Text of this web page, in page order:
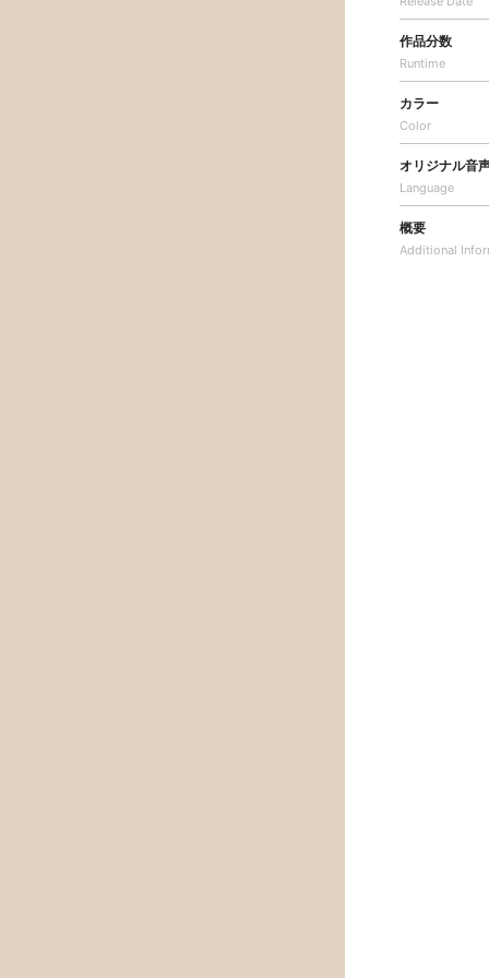
作品分数
Runtime
カラー
Color
オリジナル音
Language
概要
Additional